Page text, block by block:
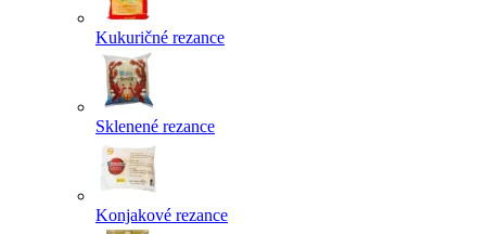
Kukuričné rezance
Sklenené rezance
Konjakové rezance